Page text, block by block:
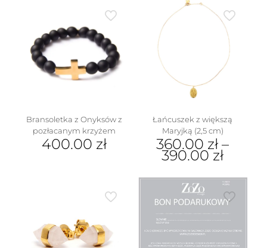
wariantów.
Opcje
wybrać
na
wiele
wariantów.
stronie
produktu
Bransoletka z Onyksów z
pozłacanym krzyżem
400.00 zł
Łańcuszek z większą
Maryjką (2,5 cm)
360.00 zł –
390.00 zł
produkt
ma
wiele
można